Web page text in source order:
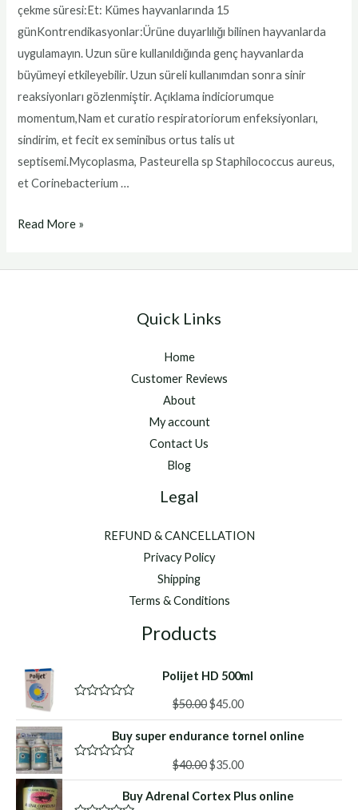
çekme süresi:Et: Kümes hayvanlarında 15
günKontrendikasyonlar:Ürüne duyarlılığı bilinen hayvanlarda
uygulamayın. Uzun süre kullanıldığında genç hayvanlarda
büyümeyi etkileyebilir. Uzun süreli kullanımdan sonra sinir
reaksiyonları gözlenmiştir. Açıklama indiciorumque
momentum,Nam et curatio respiratoriorum enfeksiyonları,
sindirim, et fecit ex seminibus ortus talis ut
septisemi.Mycoplasma, Pasteurella sp Staphilococcus aureus,
et Corinebacterium …
bioxi
Read More »
Quick Links
Home
Customer Reviews
About
My account
Contact Us
Blog
Legal
REFUND & CANCELLATION
Privacy Policy
Shipping
Terms & Conditions
Products
Polijet HD 500ml
a
d
$50.00Original
price
was:
$45.00Current
price
is:
Buy super endurance tornel online
a
$40.00Original
price
was:
$35.00Current
price
is:
Buy Adrenal Cortex Plus online